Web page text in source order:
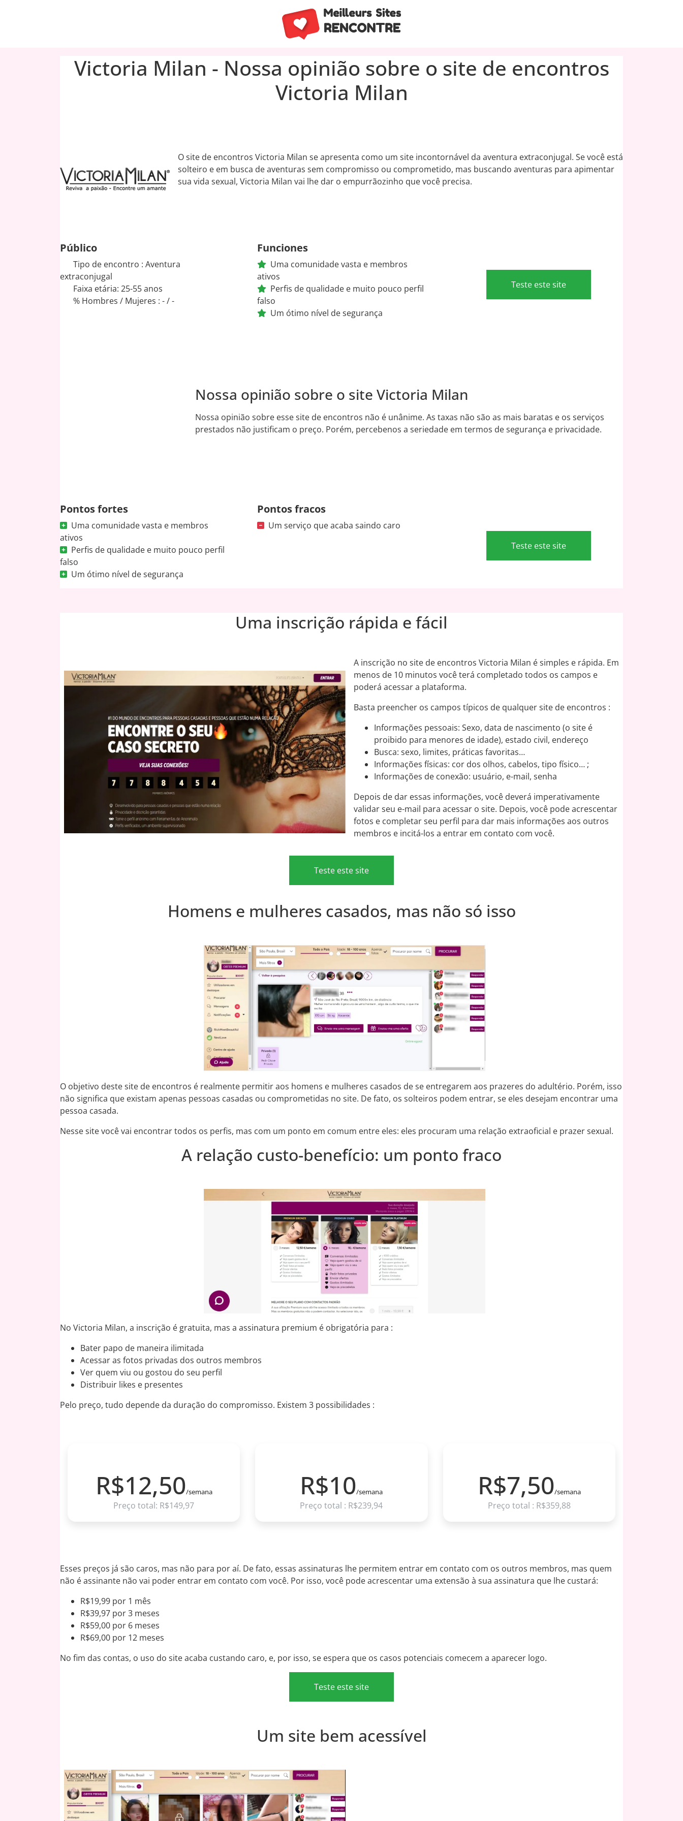
Victoria Milan - Nossa opinião sobre o site de encontros
Victoria Milan
O site de encontros Victoria Milan se apresenta como um site incontornável da aventura extraconjugal. Se você está
solteiro e em busca de aventuras sem compromisso ou comprometido, mas buscando aventuras para apimentar
sua vida sexual, Victoria Milan vai lhe dar o empurrãozinho que você precisa.
Público
Tipo de encontro : Aventura
extraconjugal
Faixa etária: 25-55 anos
% Hombres / Mujeres : - / -
Funciones
Uma comunidade vasta e membros
ativos
Perfis de qualidade e muito pouco perfil
falso
Um ótimo nível de segurança
Teste este site
Nossa opinião sobre o site Victoria Milan
Nossa opinião sobre esse site de encontros não é unânime. As taxas não são as mais baratas e os serviços
prestados não justificam o preço. Porém, percebenos a seriedade em termos de segurança e privacidade.
Pontos fortes
Uma comunidade vasta e membros
ativos
Perfis de qualidade e muito pouco perfil
falso
Um ótimo nível de segurança
Pontos fracos
Um serviço que acaba saindo caro
Teste este site
Uma inscrição rápida e fácil
A inscrição no site de encontros Victoria Milan é simples e rápida. Em
menos de 10 minutos você terá completado todos os campos e
poderá acessar a plataforma.
Basta preencher os campos típicos de qualquer site de encontros :
Informações pessoais: Sexo, data de nascimento (o site é
proibido para menores de idade), estado civil, endereço
Busca: sexo, limites, práticas favoritas…
Informações físicas: cor dos olhos, cabelos, tipo físico… ;
Informações de conexão: usuário, e-mail, senha
Depois de dar essas informações, você deverá imperativamente
validar seu e-mail para acessar o site. Depois, você pode acrescentar
fotos e completar seu perfil para dar mais informações aos outros
membros e incitá-los a entrar em contato com você.
Teste este site
Homens e mulheres casados, mas não só isso
O objetivo deste site de encontros é realmente permitir aos homens e mulheres casados de se entregarem aos prazeres do adultério. Porém, isso
não significa que existam apenas pessoas casadas ou comprometidas no site. De fato, os solteiros podem entrar, se eles desejam encontrar uma
pessoa casada.
Nesse site você vai encontrar todos os perfis, mas com um ponto em comum entre eles: eles procuram uma relação extraoficial e prazer sexual.
A relação custo-benefício: um ponto fraco
No Victoria Milan, a inscrição é gratuita, mas a assinatura premium é obrigatória para :
Bater papo de maneira ilimitada
Acessar as fotos privadas dos outros membros
Ver quem viu ou gostou do seu perfil
Distribuir likes e presentes
Pelo preço, tudo depende da duração do compromisso. Existem 3 possibilidades :
R$12,50/semana
Preço total: R$149,97
R$10/semana
Preço total : R$239,94
R$7,50/semana
Preço total : R$359,88
Esses preços já são caros, mas não para por aí. De fato, essas assinaturas lhe permitem entrar em contato com os outros membros, mas quem
não é assinante não vai poder entrar em contato com você. Por isso, você pode acrescentar uma extensão à sua assinatura que lhe custará:
R$19,99 por 1 mês
R$39,97 por 3 meses
R$59,00 por 6 meses
R$69,00 por 12 meses
No fim das contas, o uso do site acaba custando caro, e, por isso, se espera que os casos potenciais comecem a aparecer logo.
Teste este site
Um site bem acessível